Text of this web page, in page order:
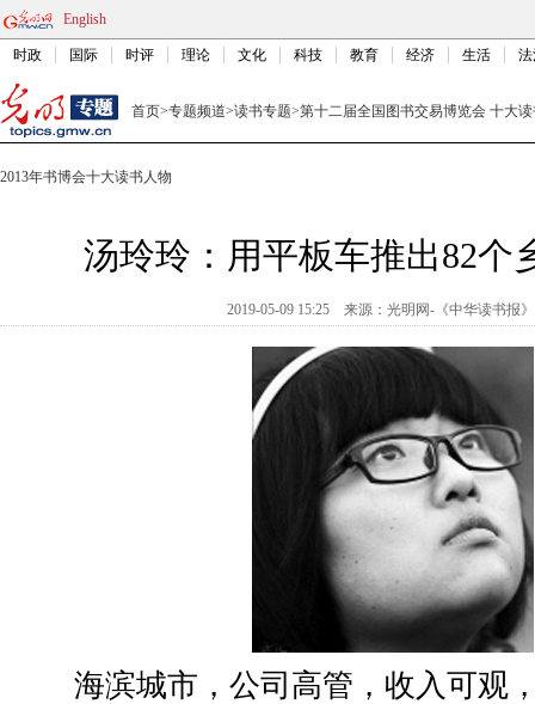
English
时政 国际 时评 理论 文化 科技 教育 经济 生活
首页>专题频道>读书专题>第十二届全国图书交易博览会 十大
2013年书博会十大读书人物
汤玲玲：用平板车推出82个
2019-05-09 15:25 来源： 光明网-《中华读书报》
海滨城市，公司高管，收入可观